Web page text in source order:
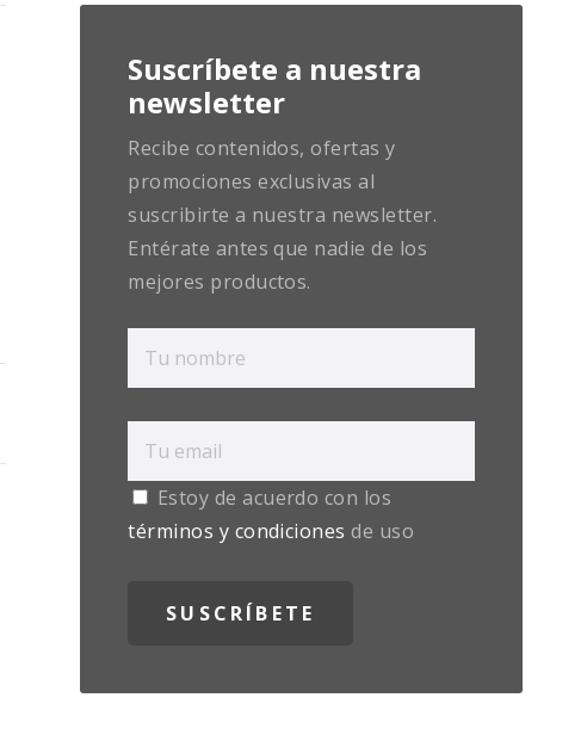
Suscríbete a nuestra
newsletter
Recibe contenidos, ofertas y
promociones exclusivas al
suscribirte a nuestra newsletter.
Entérate antes que nadie de los
mejores productos.
Estoy de acuerdo con los
términos y condiciones de uso